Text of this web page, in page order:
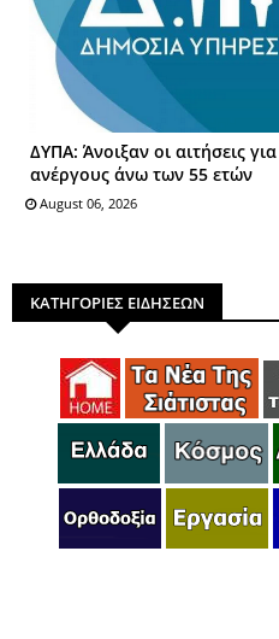
ΔΥΠΑ: Άνοιξαν οι αιτήσεις
ανέργους άνω των 55 ετών
August 06, 2026
ΚΑΤΗΓΟΡΙΕΣ ΕΙΔΗΣΕΩΝ